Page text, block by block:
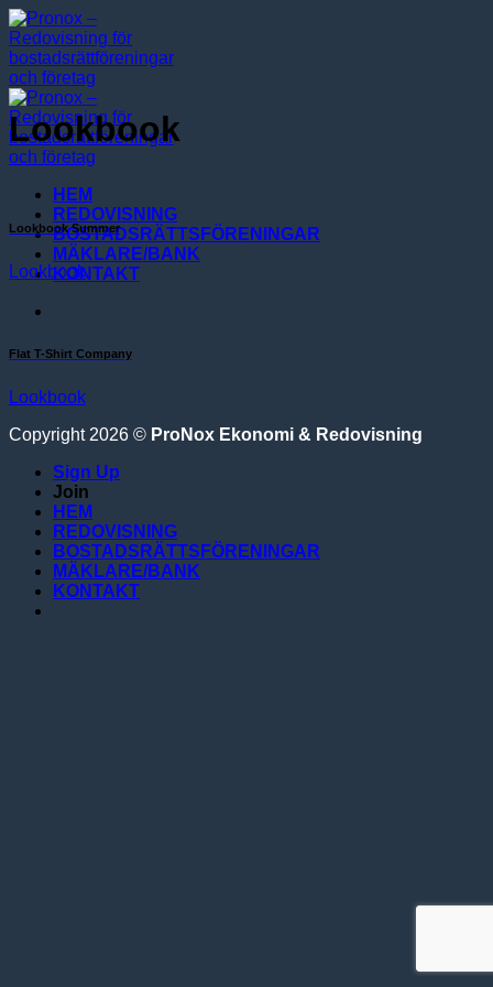
Skip
to
content
HEM
REDOVISNING
BOSTADSRÄTTSFÖRENINGAR
MÄKLARE/BANK
KONTAKT
Lookbook
Lookbook Summer
Lookbook
Flat T-Shirt Company
Lookbook
Copyright 2026 © ProNox Ekonomi & Redovisning
Sign Up
Join
HEM
REDOVISNING
BOSTADSRÄTTSFÖRENINGAR
MÄKLARE/BANK
KONTAKT